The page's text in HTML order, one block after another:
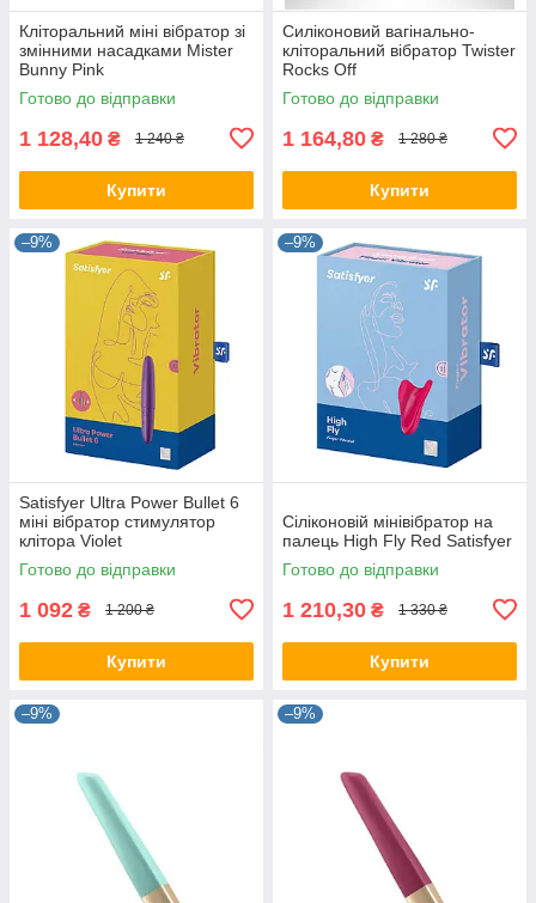
Кліторальний міні вібратор зі
змінними насадками Mister
Bunny Pink
Готово до відправки
1 128,40 ₴ 1 240 ₴
Купити
Силіконовий вагінально-
кліторальний вібратор Twister
Rocks Off
Готово до відправки
1 164,80 ₴ 1 280 ₴
Купити
–9%
Satisfyer Ultra Power Bullet 6
міні вібратор стимулятор
клітора Violet
Готово до відправки
1 092 ₴ 1 200 ₴
Купити
–9%
Сіліконовій мінівібратор на
палець High Fly Red Satisfyer
Готово до відправки
1 210,30 ₴ 1 330 ₴
Купити
–9% –9%